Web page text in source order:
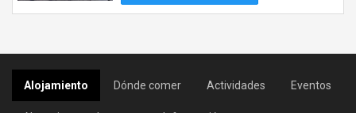
Alojamiento Dónde comer Actividades Eventos